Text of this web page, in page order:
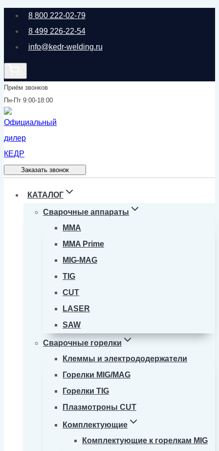
Перейти
содержимому
8 800 222-02-79
8 499 226-22-54
info@kedr-welding.ru
Приём звонков
Пн-Пт 9:00-18:00
Заказать звонок
КАТАЛОГ
Сварочные аппараты
MMA
MMA Prime
MIG-MAG
TIG
CUT
LASER
SAW
Сварочные горелки
Клеммы и электрододержатели
Горелки MIG/MAG
Горелки TIG
Плазмотроны CUT
Комплектующие
Комплектующие к горелкам MIG